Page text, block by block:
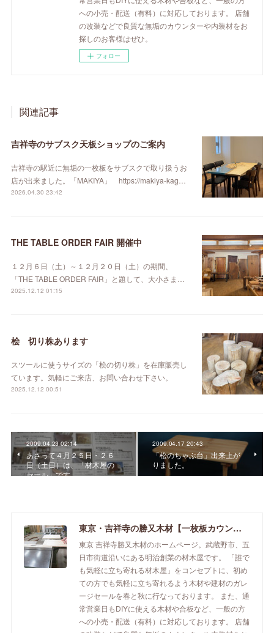
への小売・配送（有料）に対応しております。 店舗
の改装などで良質な無垢のカウンターや内装材をお
探しのお客様はぜひ。
フォロー
関連記事
吉祥寺のサブスク天板ショップのご案内
吉祥寺の駅近に無垢の一枚板をサブスクで取り扱うお
店が出来ました。「MAKIYA」 https://makiya-kag…
2026.04.30 23:42
THE TABLE ORDER FAIR 開催中
１２月６日（土）～１２月２０日（土）の期間、
「THE TABLE ORDER FAIR」と題して、大小さま…
2025.12.12 01:15
桧 切り株あります
スツールに使うサイズの「桧の切り株」を在庫販売し
ています。気軽にご来店、お問い合わせ下さい。
2025.12.12 00:51
2009.04.23 02:14
あさって４月２５日・２６
日（土日）は、「材木屋の
セール」です。
2009.04.17 20:43
「松のちゃぶ台」出来上が
りました。
東京・吉祥寺の勝又木材【一枚板カウンター】
東京 吉祥寺勝又木材のホームページ。武蔵野市、五
日市街道沿いにある明治創業の材木屋です。 「誰で
も気軽に立ち寄れる材木屋」をコンセプトに、初め
ての方でも気軽に立ち寄れるよう木材や建材のガレ
ージセールを春と秋に行なっております。 また、通
常営業日もDIYに使える木材や合板など、一般の方
への小売・配送（有料）に対応しております。 店舗